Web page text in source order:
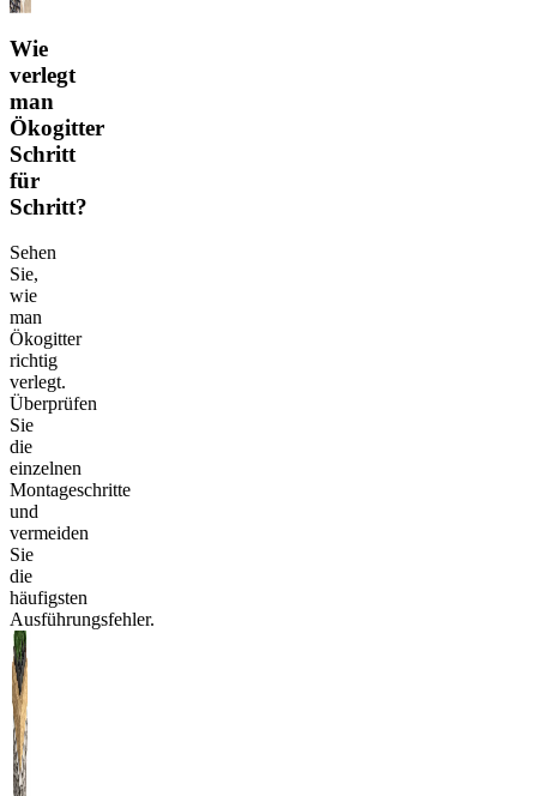
Wie
verlegt
man
Ökogitter
Schritt
für
Schritt?
Sehen
Sie,
wie
man
Ökogitter
richtig
verlegt.
Überprüfen
Sie
die
einzelnen
Montageschritte
und
vermeiden
Sie
die
häufigsten
Ausführungsfehler.